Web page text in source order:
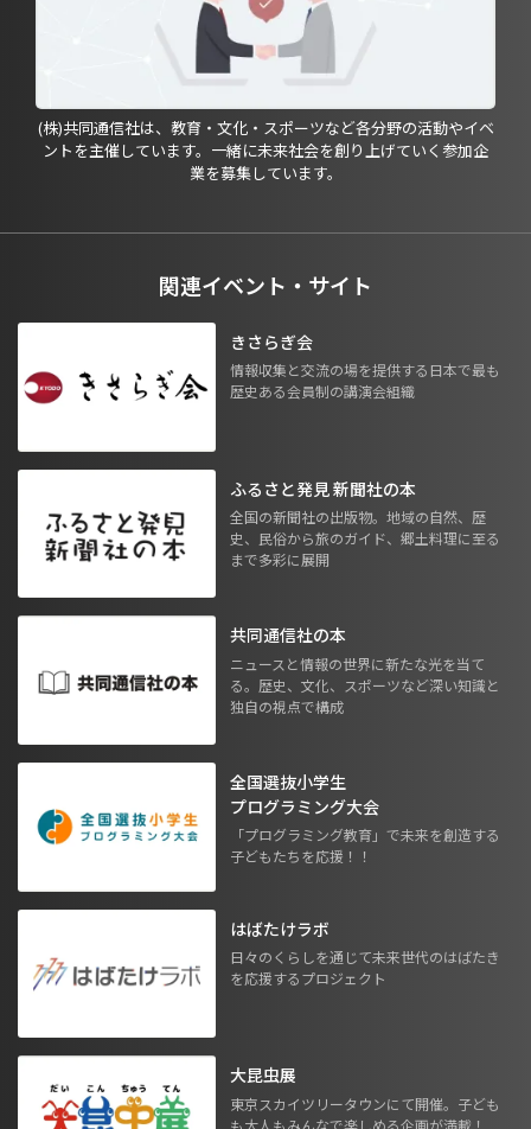
(株)共同通信社は、教育・文化・スポーツなど各分野の活動やイベ
ントを主催しています。一緒に未来社会を創り上げていく参加企
業を募集しています。
関連イベント・サイト
きさらぎ会
情報収集と交流の場を提供する日本で最も
歴史ある会員制の講演会組織
ふるさと発見 新聞社の本
全国の新聞社の出版物。地域の自然、歴
史、民俗から旅のガイド、郷土料理に至る
まで多彩に展開
共同通信社の本
ニュースと情報の世界に新たな光を当て
る。歴史、文化、スポーツなど深い知識と
独自の視点で構成
全国選抜小学生
プログラミング大会
「プログラミング教育」で未来を創造する
子どもたちを応援！！
はばたけラボ
日々のくらしを通じて未来世代のはばたき
を応援するプロジェクト
大昆虫展
東京スカイツリータウンにて開催。子ども
も大人もみんなで楽しめる企画が満載！